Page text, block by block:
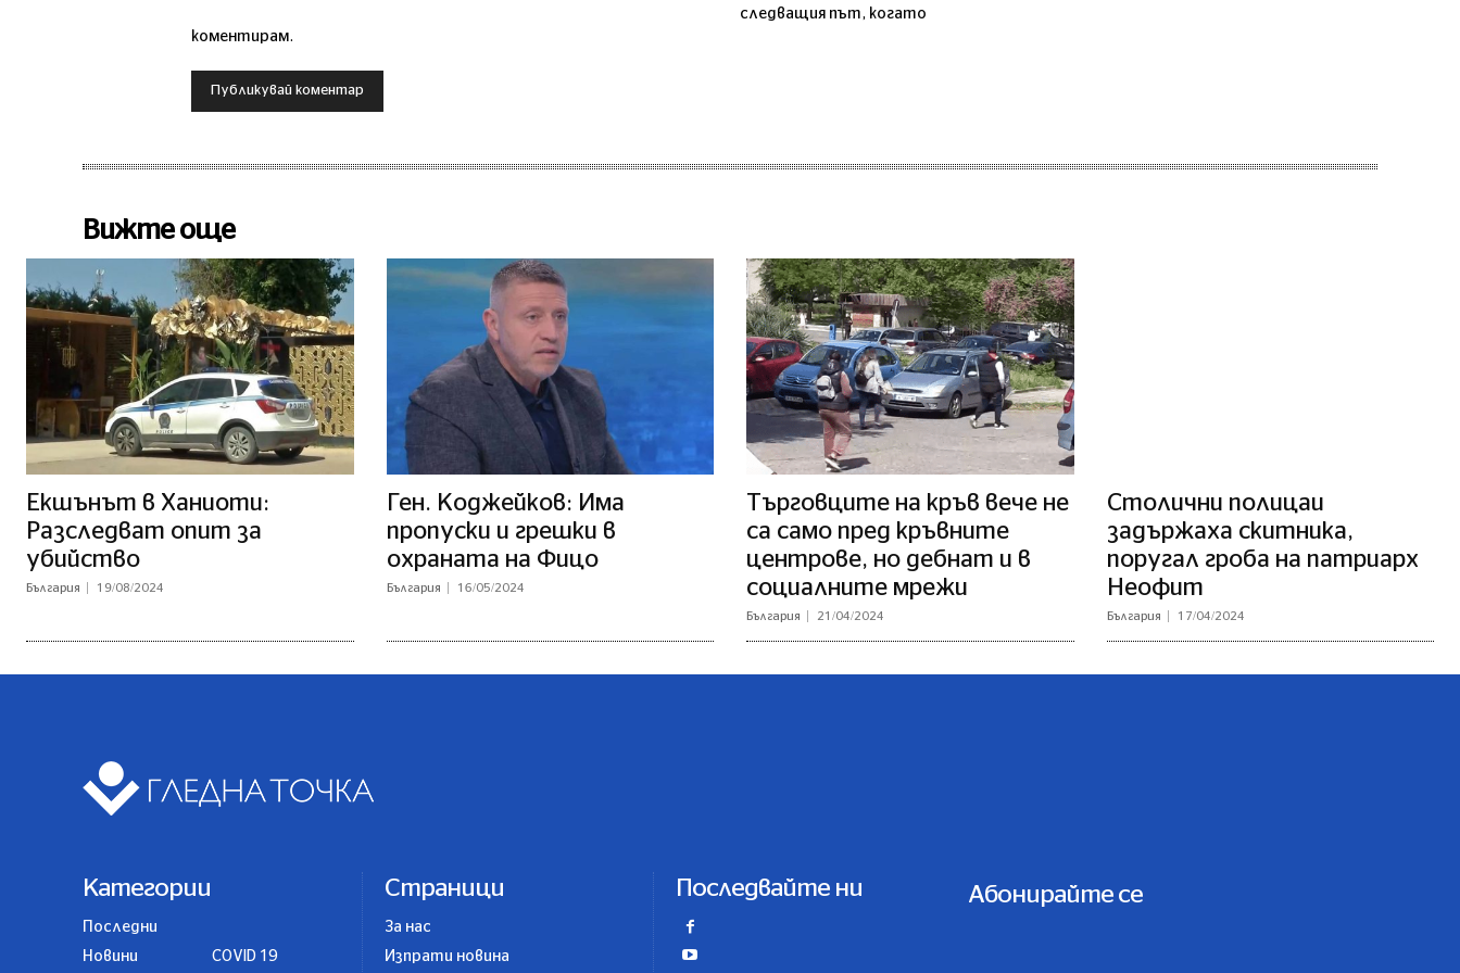
следващия път, когато
коментирам.
Вижте още
Екшънът в Ханиоти:
Разследват опит за
убийство
България 19/08/2024
Ген. Коджейков: Има
пропуски и грешки в
охраната на Фицо
България 16/05/2024
Търговците на кръв вече не
са само пред кръвните
центрове, но дебнат и в
социалните мрежи
България 21/04/2024
Столични полицаи
задържаха скитника,
поругал гроба на патриарх
Неофит
България 17/04/2024
Категории
Последни
Новини
COVID 19
Страници
За нас
Изпрати новина
Последвайте ни Абонирайте се